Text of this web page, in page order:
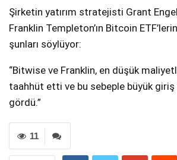
Şirketin yatırım stratejisti Grant
Franklin Templeton’ın Bitcoin
şunları söylüyor:
“Bitwise ve Franklin, en düşük
taahhüt etti ve bu sebeple büyük
gördü.”
11